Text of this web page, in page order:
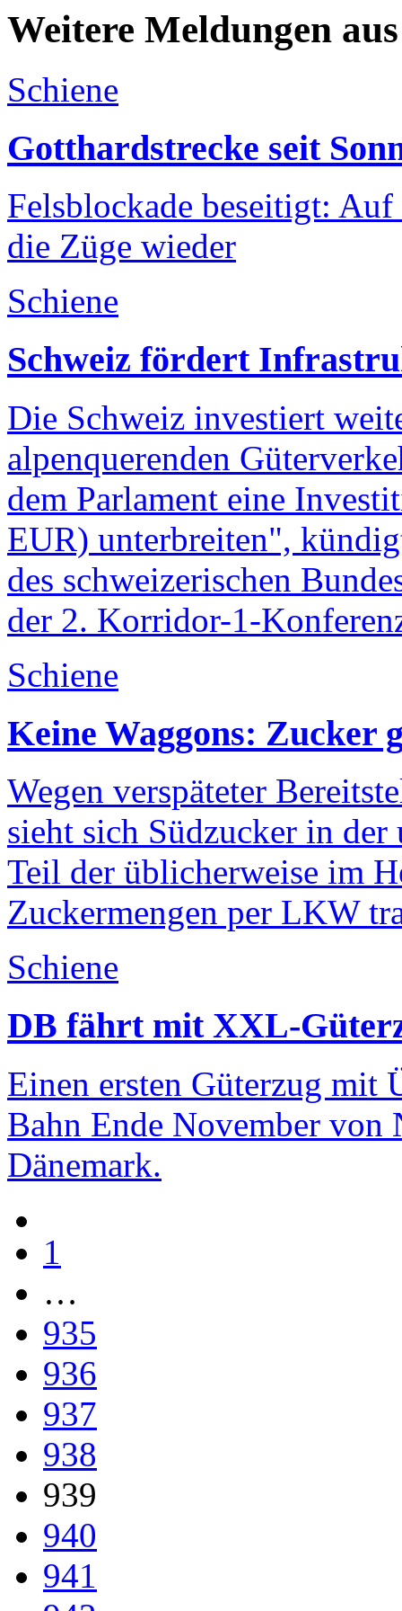
Weitere Meldungen
Schiene
Gotthardstrecke seit
Felsblockade beseitigt:
die Züge wieder
Schiene
Schweiz fördert
Die Schweiz investiert
alpenquerenden
dem Parlament eine
EUR) unterbreiten",
des schweizerischen
der 2. Korridor-1-
Schiene
Keine Waggons: Zucker
Wegen verspäteter
sieht sich Südzucker in
Teil der üblicherweise im
Zuckermengen per LKW
Schiene
DB fährt mit XXL-
Einen ersten Güterzug mit
Bahn Ende November von
Dänemark.
1
…
935
936
937
938
939
940
941